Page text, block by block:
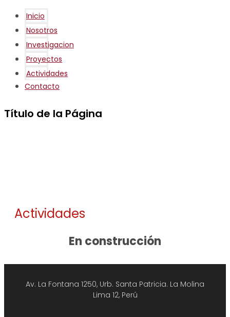
Inicio
Nosotros
Investigacion
Proyectos
Actividades
Contacto
Título de la Página
Actividades
En construcción
Av. La Fontana 1250, Urb. Santa Patricia. La Molina
Lima 12, Perú